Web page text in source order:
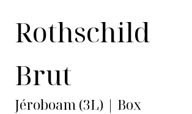
Rothschild
Brut
Jéroboam (3L) | Box